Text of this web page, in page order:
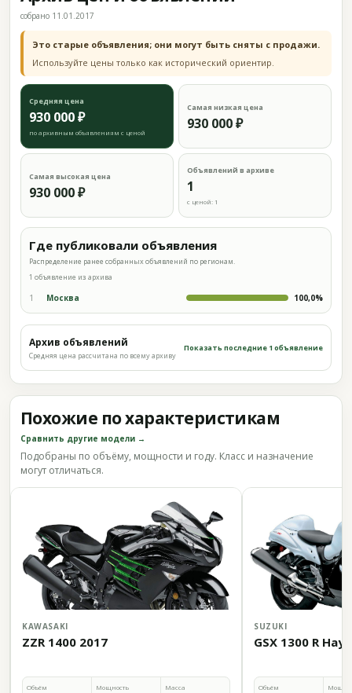
собрано 11.01.2017
Это старые объявления; они могут быть сняты с продажи.
Используйте цены только как исторический ориентир.
Средняя цена
930 000 ₽
по архивным объявлениям с ценой
Самая низкая цена
930 000 ₽
Самая высокая цена
930 000 ₽
Объявлений в архиве
1
с ценой: 1
Где публиковали объявления
Распределение ранее собранных объявлений по регионам.
1 объявление из архива
1 Москва 100,0%
Архив объявлений
Средняя цена рассчитана по всему архиву
Показать последние 1 объявление
Похожие по характеристикам
Сравнить другие модели →
Подобраны по объёму, мощности и году. Класс и назначение
могут отличаться.
KAWASAKI
ZZR 1400 2017
Объём Мощность Масса
SUZUKI
GSX 1300 R
Объём